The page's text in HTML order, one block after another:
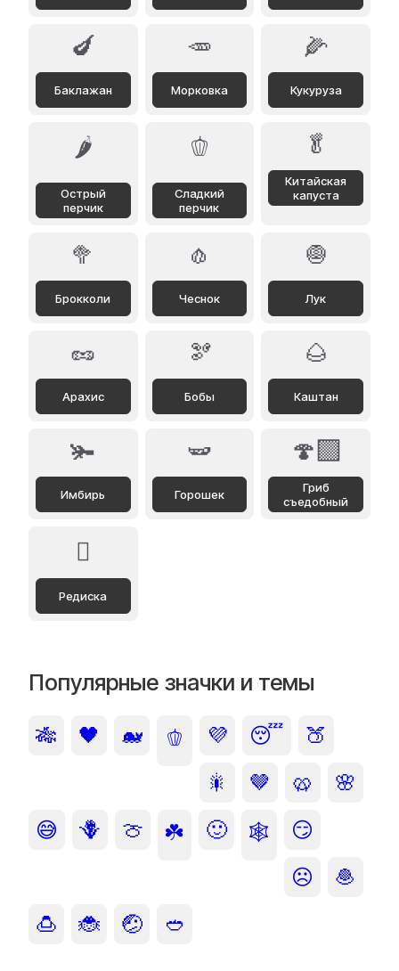
🍆
Баклажан
🥕
Морковка
🌽
Кукуруза
🌶️
Острый
перчик
🫑
Сладкий
перчик
🥬
Китайская
капуста
🥦
Брокколи
🧄
Чеснок
🧅
Лук
🥜
Арахис
🫘
Бобы
🌰
Каштан
🫚
Имбирь
🫛
Горошек
🍄‍🟫
Гриб
съедобный
🫜
Редиска
Популярные значки и темы
🎋 🖤 🐋 🫑 💜 😴
🍑
🎇
🤎 🥨
🌸
😅
🪻 🍈 ☘️ 🙂 🕸️
😏
☹️
🧆
🍮
🐞 🤕 🥙